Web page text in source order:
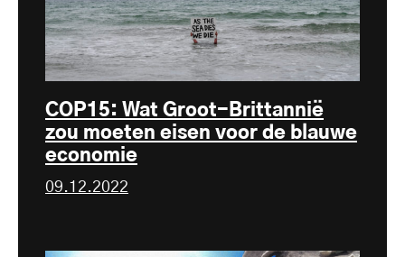
COP15: Wat Groot-Brittannië
zou moeten eisen voor de blauwe
economie
09.12.2022